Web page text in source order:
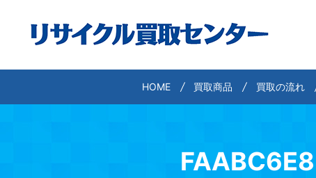
HOME 買取商品 買取の流れ